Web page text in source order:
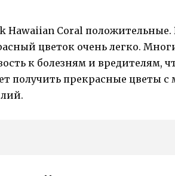
Hawaiian Coral
цветок очень легко.
к болезням и вредителям,
получить прекрасные цветы